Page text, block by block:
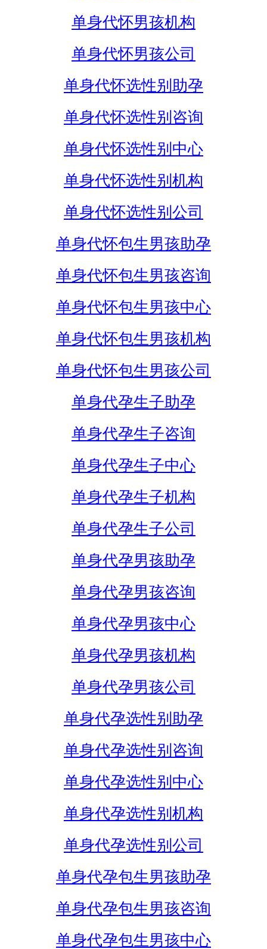
单身代怀男孩机构
单身代怀男孩公司
单身代怀选性别助孕
单身代怀选性别咨询
单身代怀选性别中心
单身代怀选性别机构
单身代怀选性别公司
单身代怀包生男孩助孕
单身代怀包生男孩咨询
单身代怀包生男孩中心
单身代怀包生男孩机构
单身代怀包生男孩公司
单身代孕生子助孕
单身代孕生子咨询
单身代孕生子中心
单身代孕生子机构
单身代孕生子公司
单身代孕男孩助孕
单身代孕男孩咨询
单身代孕男孩中心
单身代孕男孩机构
单身代孕男孩公司
单身代孕选性别助孕
单身代孕选性别咨询
单身代孕选性别中心
单身代孕选性别机构
单身代孕选性别公司
单身代孕包生男孩助孕
单身代孕包生男孩咨询
单身代孕包生男孩中心